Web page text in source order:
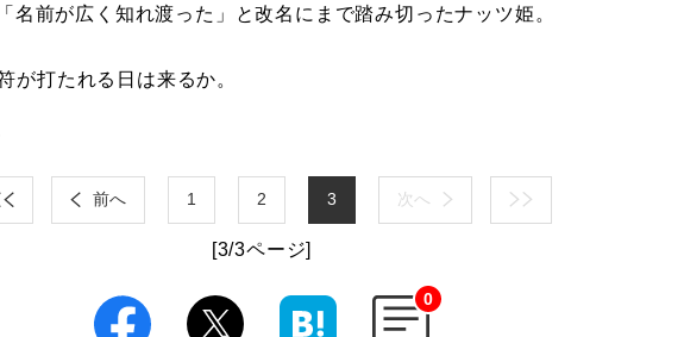
前が広く知れ渡った」と改名にまで踏み切ったナッツ姫。
が打たれる日は来るか。
前へ 1 2 3 次へ
[3/3ページ]
0